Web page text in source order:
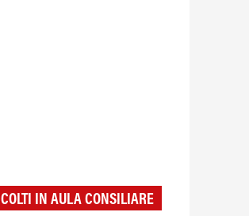
IN AULA CONSILIARE